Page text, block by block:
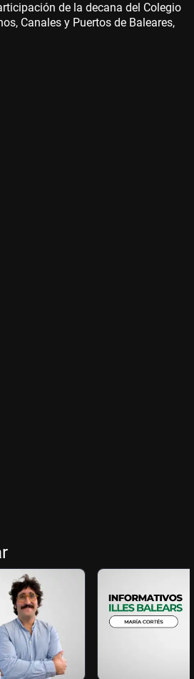
de la decana del Colegio
Canales y Puertos de Baleares,